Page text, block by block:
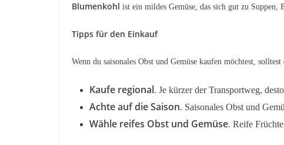
Blumenkohl ist ein mildes Gemüse, das sich gut zu Suppen,
Tipps für den Einkauf
Wenn du saisonales Obst und Gemüse kaufen möchtest,
Kaufe regional. Je kürzer der Transportweg,
Achte auf die Saison. Saisonales Obst und
Wähle reifes Obst und Gemüse. Reife